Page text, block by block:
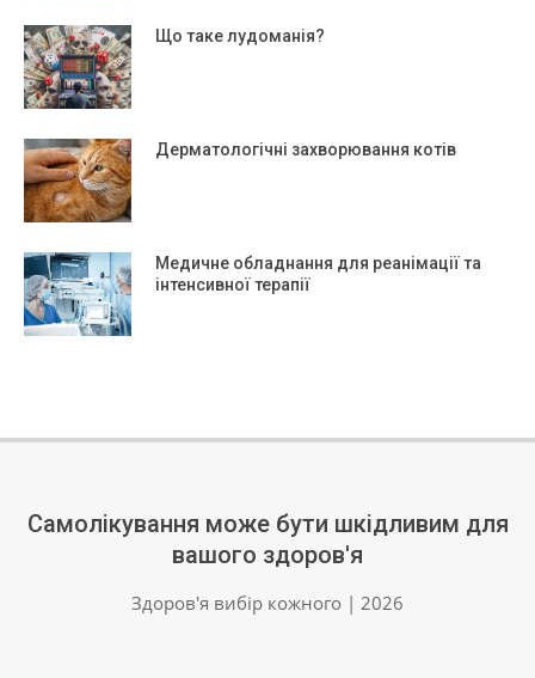
Що таке лудоманія?
Дерматологічні захворювання котів
Медичне обладнання для реанімації та
інтенсивної терапії
Самолікування може бути шкідливим для
вашого здоров'я
Здоров'я вибір кожного | 2026